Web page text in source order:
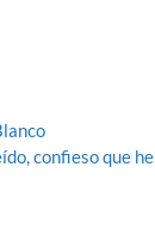
confieso que he